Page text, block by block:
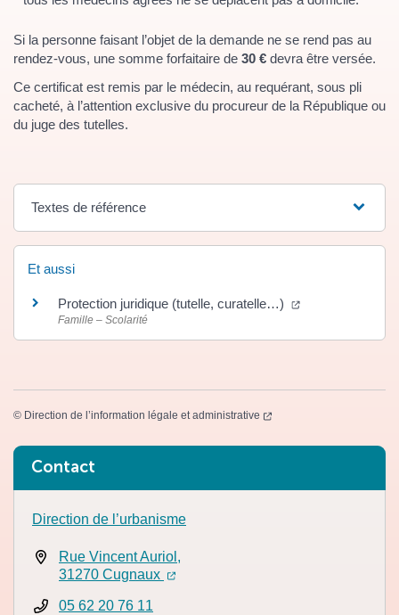
Si la personne faisant l’objet de la demande ne se rend pas au
rendez-vous, une somme forfaitaire de 30 € devra être versée.
Ce certificat est remis par le médecin, au requérant, sous pli
cacheté, à l’attention exclusive du procureur de la République ou
du juge des tutelles.
Textes de référence
Et aussi
Protection juridique (tutelle, curatelle…) (ouverture dans
Famille – Scolarité
© Direction de l’information légale et administrative (ouverture dans un
Informations complémentaires
Contact
Direction de l’urbanisme
Rue Vincent Auriol,
31270 Cugnaux (ouverture dans un nouvel onglet)
(ouverture dans un nouvel onglet)
05 62 20 76 11